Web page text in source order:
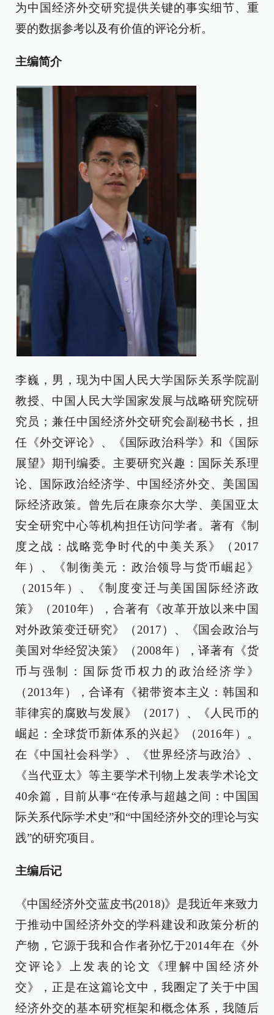
为中国经济外交研究提供关键的事实细节、重
要的数据参考以及有价值的评论分析。
主编简介
李巍，男，现为中国人民大学国际关系学院副
教授、中国人民大学国家发展与战略研究院研
究员；兼任中国经济外交研究会副秘书长，担
任《外交评论》、《国际政治科学》和《国际
展望》期刊编委。主要研究兴趣：国际关系理
论、国际政治经济学、中国经济外交、美国国
际经济政策。曾先后在康奈尔大学、美国亚太
安全研究中心等机构担任访问学者。著有《制
度之战：战略竞争时代的中美关系》（2017
年）、《制衡美元：政治领导与货币崛起》
（2015年）、《制度变迁与美国国际经济政
策》（2010年），合著有《改革开放以来中国
对外政策变迁研究》（2017）、《国会政治与
美国对华经贸决策》（2008年），译著有《货
币与强制：国际货币权力的政治经济学》
（2013年），合译有《裙带资本主义：韩国和
菲律宾的腐败与发展》（2017）、《人民币的
崛起：全球货币新体系的兴起》（2016年）。
在《中国社会科学》、《世界经济与政治》、
《当代亚太》等主要学术刊物上发表学术论文
40余篇，目前从事“在传承与超越之间：中国国
际关系代际学术史”和“中国经济外交的理论与实
践”的研究项目。
主编后记
《中国经济外交蓝皮书(2018)》是我近年来致力
于推动中国经济外交的学科建设和政策分析的
产物，它源于我和合作者孙忆于2014年在《外
交评论》上发表的论文《理解中国经济外
交》，正是在这篇论文中，我圈定了关于中国
经济外交的基本研究框架和概念体系，我随后